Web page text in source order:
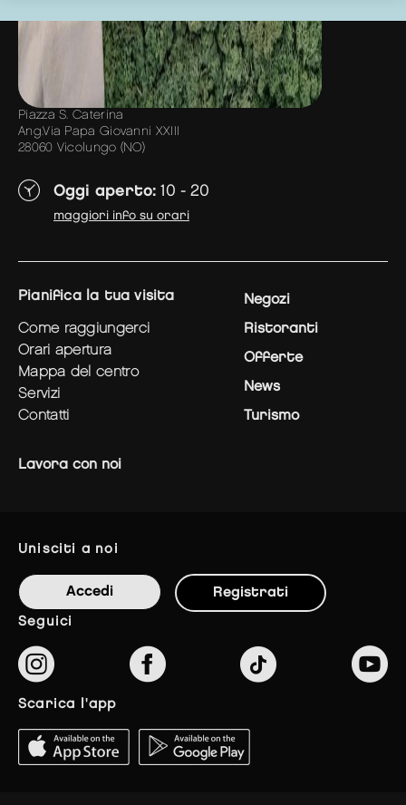
Piazza S. Caterina
Ang.Via Papa Giovanni XXIII
28060 Vicolungo (NO)
Oggi aperto: 10 - 20
maggiori info su orari
pianifica la tua visita
come raggiungerci
orari apertura
mappa del centro
servizi
contatti
Negozi
Ristoranti
Offerte
News
Turismo
Lavora con noi
unisciti a noi
Accedi Registrati
seguici
scarica l'app